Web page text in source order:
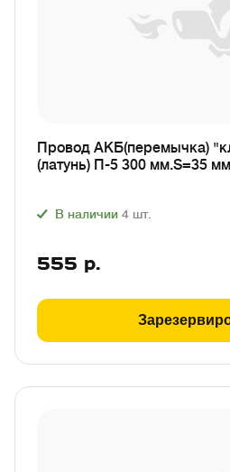
Провод АКБ(перемычка)
(латунь) П-5 300 мм.S=35
В наличии 4 шт.
555 р.